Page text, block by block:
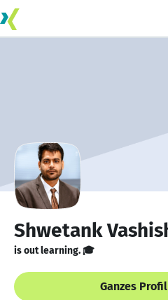
Shwetank
is out learning. 🎓
Ganzes